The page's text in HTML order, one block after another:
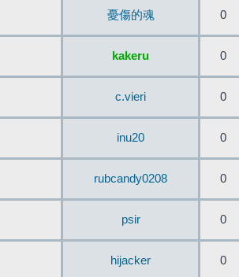
憂傷的魂 0
kakeru 0
c.vieri 0
inu20 0
rubcandy0208 0
psir 0
hijacker 0